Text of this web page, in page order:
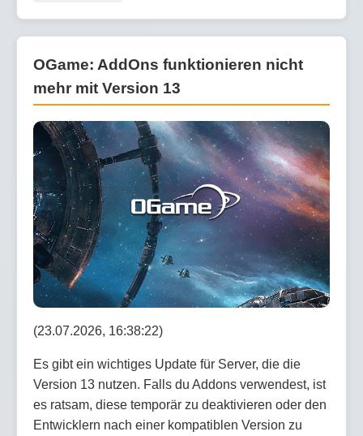
OGame: AddOns funktionieren nicht
mehr mit Version 13
(23.07.2026, 16:38:22)
Es gibt ein wichtiges Update für Server, die die
Version 13 nutzen. Falls du Addons verwendest, ist
es ratsam, diese temporär zu deaktivieren oder den
Entwicklern nach einer kompatiblen Version zu